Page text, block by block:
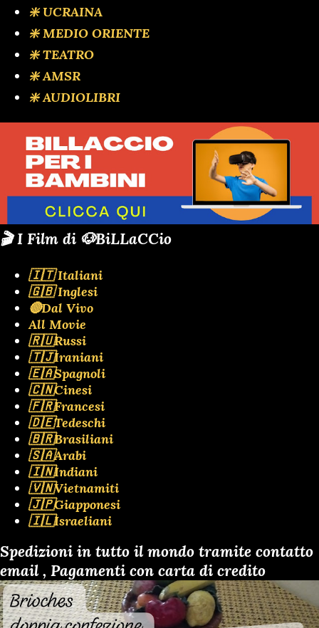
❇️ UCRAINA
❇️ MEDIO ORIENTE
❇️ TEATRO
❇️ AMSR
❇️ AUDIOLIBRI
🎬 I Film di 🐶BiLLaCCio
🇮🇹 Italiani
🇬🇧 Inglesi
🔴Dal Vivo
All Movie
🇷🇺Russi
🇹🇯Iraniani
🇪🇦Spagnoli
🇨🇳Cinesi
🇫🇷Francesi
🇩🇪Tedeschi
🇧🇷Brasiliani
🇸🇦Arabi
🇮🇳Indiani
🇻🇳Vietnamiti
🇯🇵Giapponesi
🇮🇱Israeliani
Spedizioni in tutto il mondo tramite contatto
email , Pagamenti con carta di credito